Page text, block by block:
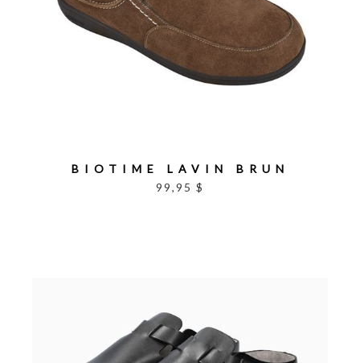
BIOTIME LAVIN BRUN
99,95 $